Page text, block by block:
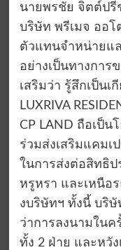
นายพรชัย จิตต์ปรี
บริษัท พรีเมจ ออโ
ตัวแทนจำหน่ายแล
อย่างเป็นทางการ
เสริมว่า รู้สึกเป็น
LUXRIVA
CP LAND ถือเป็
ร่วมส่งเสริมแคมเ
ในการส่งต่อสิทธิ
หรูหรา และเหนือ
งบริษัทฯ ทั้งนี้ บริ
ว่าการลงนามในค
ทั้ง 2 ฝ่าย และหวั